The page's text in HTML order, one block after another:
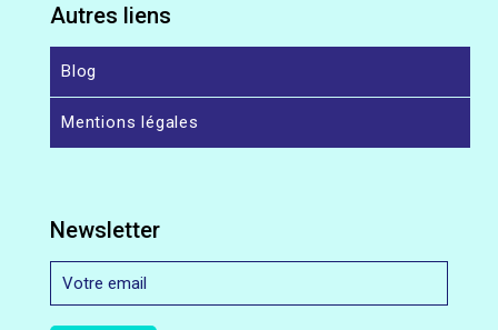
Autres liens
Blog
Mentions légales
Newsletter